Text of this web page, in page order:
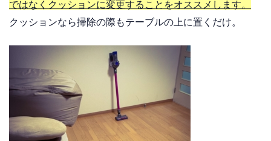
ではなくクッションに変更することをオススメします。
クッションなら掃除の際もテーブルの上に置くだけ。